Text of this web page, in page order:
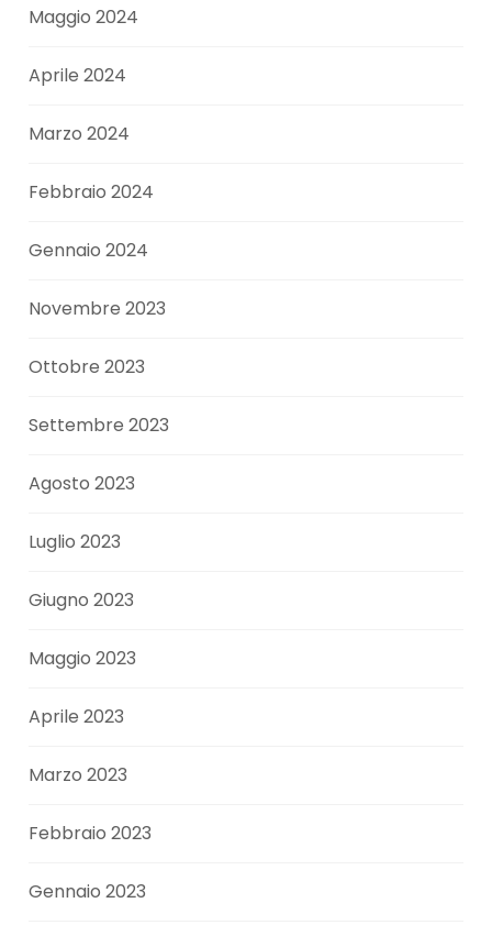
Maggio 2024
Aprile 2024
Marzo 2024
Febbraio 2024
Gennaio 2024
Novembre 2023
Ottobre 2023
Settembre 2023
Agosto 2023
Luglio 2023
Giugno 2023
Maggio 2023
Aprile 2023
Marzo 2023
Febbraio 2023
Gennaio 2023